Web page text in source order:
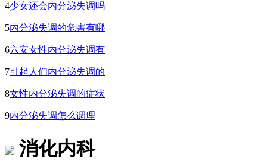
4少女还会内分泌失调吗
5内分泌失调的危害有哪
6六安女性内分泌失调有
7引起人们内分泌失调的
8女性内分泌失调的症状
9内分泌失调怎么调理
消化内科